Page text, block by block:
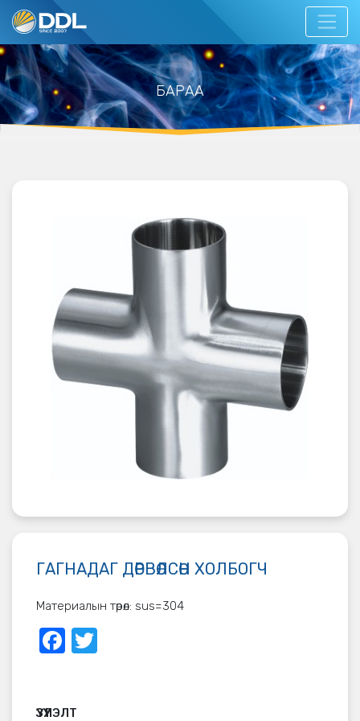
БАРАА
ГАГНАДАГ ДӨРВӨЛСӨН ХОЛБОГЧ
Материалын төрөл: sus=304
Facebook
ҮЗҮҮЛЭЛТ